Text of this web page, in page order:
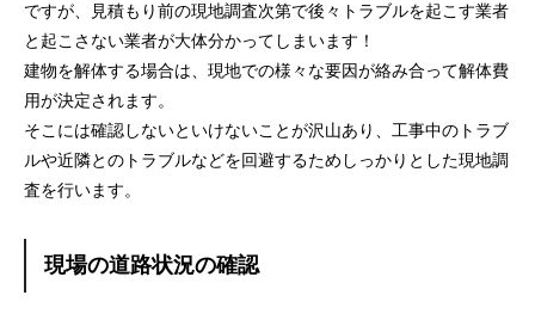
ですが、見積もり前の現地調査次第で後々トラブルを起こす業者
と起こさない業者が大体分かってしまいます！
建物を解体する場合は、現地での様々な要因が絡み合って解体費
用が決定されます。
そこには確認しないといけないことが沢山あり、工事中のトラブ
ルや近隣とのトラブルなどを回避するためしっかりとした現地調
査を行います。
現場の道路状況の確認